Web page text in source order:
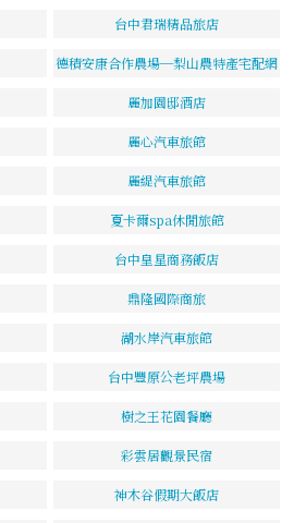
台中君瑞精品旅店
德積安康合作農場─梨山農特產宅配網
麗加園邸酒店
麗心汽車旅館
麗緹汽車旅館
夏卡爾spa休閒旅館
台中皇星商務飯店
鼎隆國際商旅
湖水岸汽車旅館
台中豐原公老坪農場
樹之王花園餐廳
彩雲居觀景民宿
神木谷假期大飯店